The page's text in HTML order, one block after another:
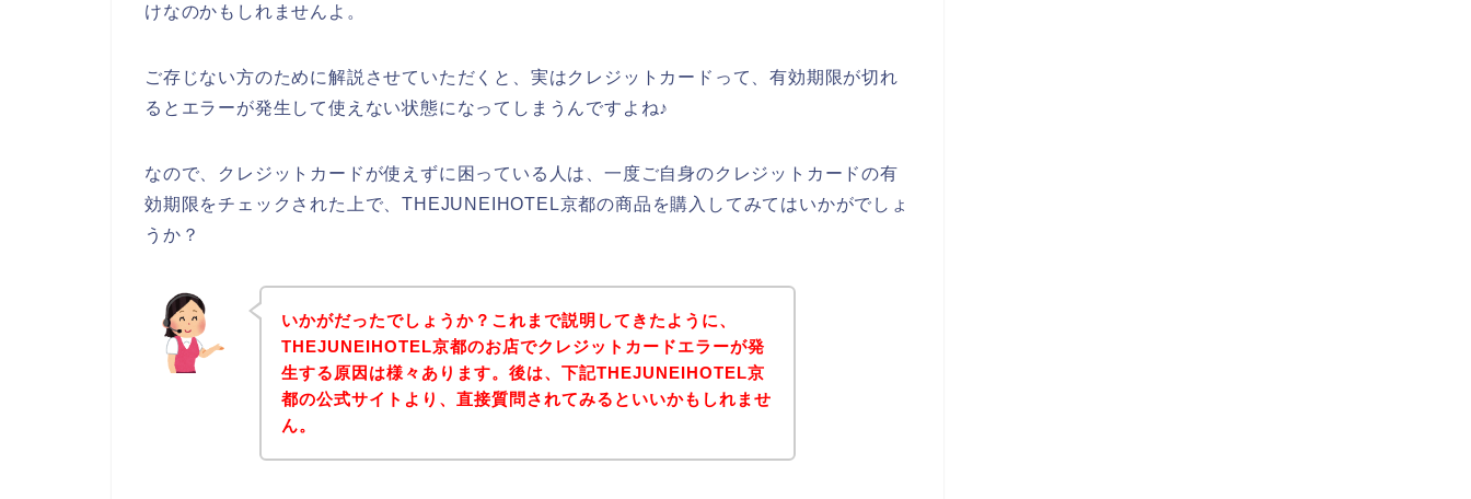
けなのかもしれませんよ。
ご存じない方のために解説させていただくと、実はクレジットカードって、有効期限が切れ
るとエラーが発生して使えない状態になってしまうんですよね♪
なので、クレジットカードが使えずに困っている人は、一度ご自身のクレジットカードの有
効期限をチェックされた上で、THEJUNEIHOTEL京都の商品を購入してみてはいかがでしょ
うか？
いかがだったでしょうか？これまで説明してきたように、
THEJUNEIHOTEL京都のお店でクレジットカードエラーが発
生する原因は様々あります。後は、下記THEJUNEIHOTEL京
都の公式サイトより、直接質問されてみるといいかもしれませ
ん。